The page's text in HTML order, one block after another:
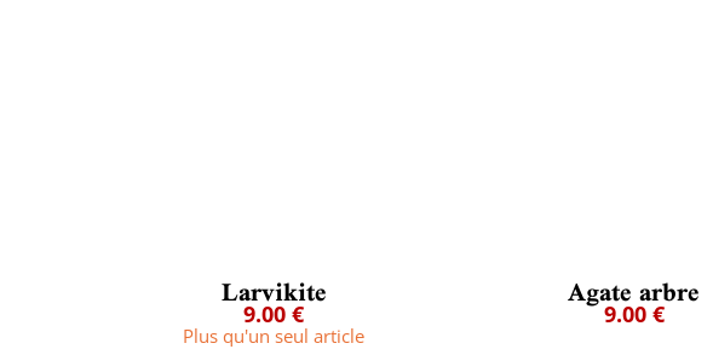
Larvikite
9.00 €
Plus qu'un seul article
Agate arbre
9.00 €